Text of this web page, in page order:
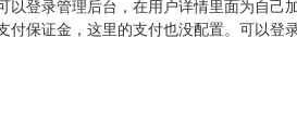
登录管理后台，在用户详情里面为自己
保证金，这里的支付也没配置。可以登